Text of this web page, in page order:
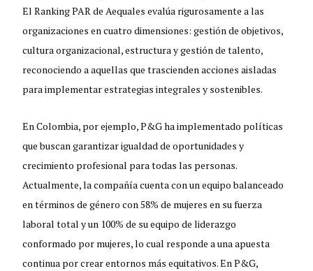
El Ranking PAR de Aequales evalúa rigurosamente a las
organizaciones en cuatro dimensiones: gestión de objetivos,
cultura organizacional, estructura y gestión de talento,
reconociendo a aquellas que trascienden acciones aisladas
para implementar estrategias integrales y sostenibles.
En Colombia, por ejemplo, P&G ha implementado políticas
que buscan garantizar igualdad de oportunidades y
crecimiento profesional para todas las personas.
Actualmente, la compañía cuenta con un equipo balanceado
en términos de género con 58% de mujeres en su fuerza
laboral total y un 100% de su equipo de liderazgo
conformado por mujeres, lo cual responde a una apuesta
continua por crear entornos más equitativos. En P&G,